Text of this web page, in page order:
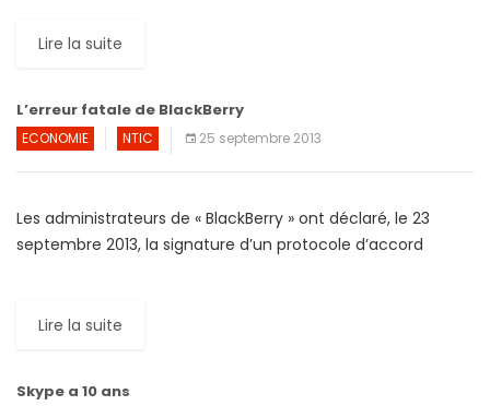
Lire la suite
L’erreur fatale de BlackBerry
ECONOMIE NTIC 25 septembre 2013
Les administrateurs de « BlackBerry » ont déclaré, le 23
septembre 2013, la signature d’un protocole d’accord
Lire la suite
Skype a 10 ans